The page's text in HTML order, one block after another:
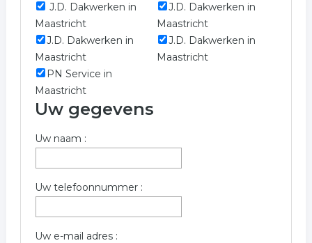
Meer informatie over dakbedekking uit Landgraaf?
Gebruik onderstaand formulier welke verwant is aan
dakbedekking in Landgraaf.
Trefwoorden:
dakdekker
dakwerken
J.D. Dakwerken in
Maastricht
J.D. Dakwerken in
Maastricht
J.D. Dakwerken in
Maastricht
J.D. Dakwerken in
Maastricht
PN Service in
Maastricht
Uw gegevens
Uw naam :
Uw telefoonnummer :
Uw e-mail adres :